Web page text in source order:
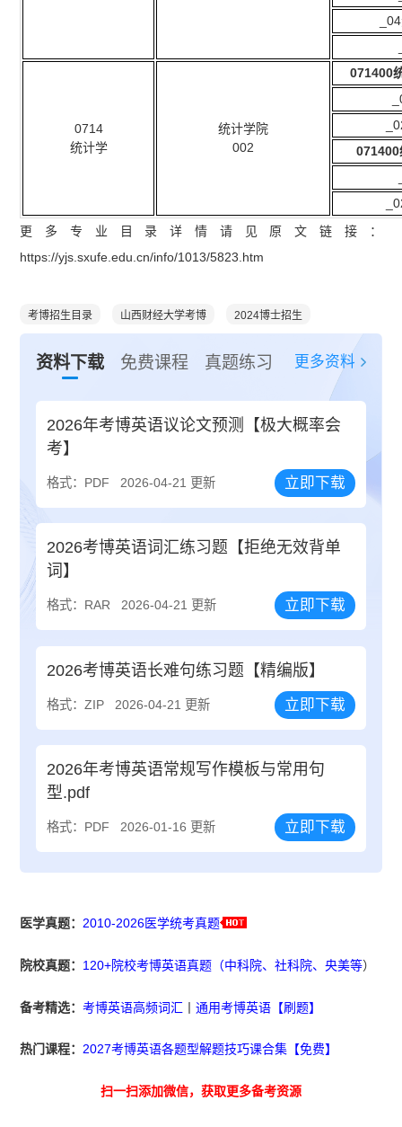
0714
统计学
统计学院
002
071400
071400
更多专业目录详情请见原文链接：
https://yjs.sxufe.edu.cn/info/1013/5823.htm
考博招生目录 山西财经大学考博 2024博士招生
资料下载 免费课程 真题练习 更多资料
2026年考博英语议论文预测【极大概率会
考】
格式：PDF 2026-04-21 更新 立即下载
2026考博英语词汇练习题【拒绝无效背单
词】
格式：RAR 2026-04-21 更新 立即下载
2026考博英语长难句练习题【精编版】
格式：ZIP 2026-04-21 更新 立即下载
2026年考博英语常规写作模板与常用句
型.pdf
格式：PDF 2026-01-16 更新 立即下载
医学真题： 2010-2026医学统考真题
院校真题： 120+院校考博英语真题（中科院、社科院、央美等）
备考精选：考博英语高频词汇 丨通用考博英语【刷题】
热门课程：2027考博英语各题型解题技巧课合集【免费】
扫一扫添加微信，获取更多备考资源